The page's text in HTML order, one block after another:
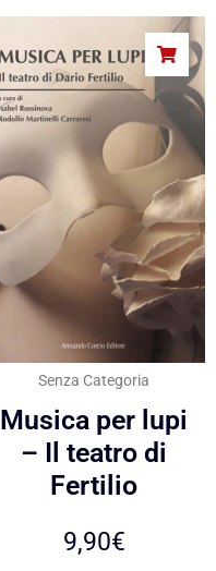
Senza Categoria
Musica per lupi
– Il teatro di
Fertilio
9,90€